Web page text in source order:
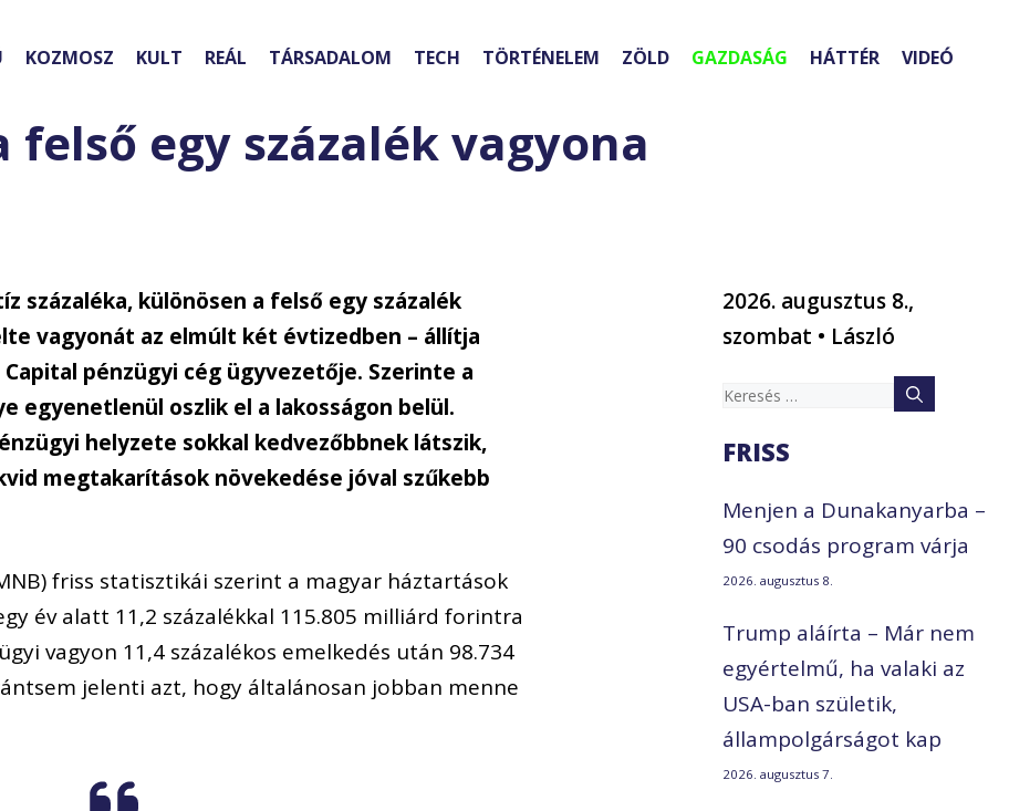
KOZMOSZ KULT REÁL TÁRSADALOM TECH TÖRTÉNELEM ZÖLD GAZDASÁG HÁTTÉR VIDEÓ
egy százalék vagyona
százaléka, különösen a felső egy százalék
vagyonát az elmúlt két évtizedben – állítja
pénzügyi cég ügyvezetője. Szerinte a
egyenetlenül oszlik el a lakosságon belül.
helyzete sokkal kedvezőbbnek látszik,
megtakarítások növekedése jóval szűkebb
friss statisztikái szerint a magyar háztartások
év alatt 11,2 százalékkal 115.805 milliárd forintra
vagyon 11,4 százalékos emelkedés után 98.734
jelenti azt, hogy általánosan jobban menne
2026. augusztus 8.,
szombat • László
Keresés:
FRISS
Menjen a Dunakanyarba –
90 csodás program várja
2026. augusztus 8.
Trump aláírta – Már nem
egyértelmű, ha valaki az
USA-ban születik,
állampolgárságot kap
2026. augusztus 7.